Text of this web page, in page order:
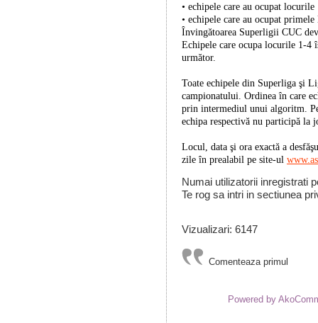
• echipele care au ocupat
• echipele care au ocupat
Învingătoarea Superligii CUC
Echipele care ocupa locurile 1-4
următor.
Toate echipele din Superliga şi
campionatului. Ordinea în care
prin intermediul unui algoritm.
echipa respectivă nu participă la
Locul, data şi ora exactă a
zile în prealabil pe site-ul
Numai utilizatorii inregistrati
Te rog sa intri in sectiunea
Vizualizari: 6147
Comenteaza primul
Powered by